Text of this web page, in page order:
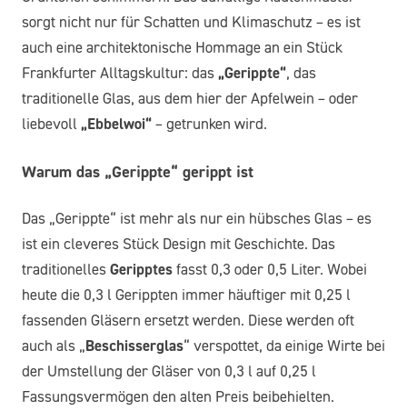
sorgt nicht nur für Schatten und Klimaschutz – es ist
auch eine architektonische Hommage an ein Stück
Frankfurter Alltagskultur: das „Gerippte“, das
traditionelle Glas, aus dem hier der Apfelwein – oder
liebevoll „Ebbelwoi“ – getrunken wird.
Warum das „Gerippte“ gerippt ist
Das „Gerippte“ ist mehr als nur ein hübsches Glas – es
ist ein cleveres Stück Design mit Geschichte. Das
traditionelles Geripptes fasst 0,3 oder 0,5 Liter. Wobei
heute die 0,3 l Gerippten immer häuftiger mit 0,25 l
fassenden Gläsern ersetzt werden. Diese werden oft
auch als „Beschisserglas“ verspottet, da einige Wirte bei
der Umstellung der Gläser von 0,3 l auf 0,25 l
Fassungsvermögen den alten Preis beibehielten.